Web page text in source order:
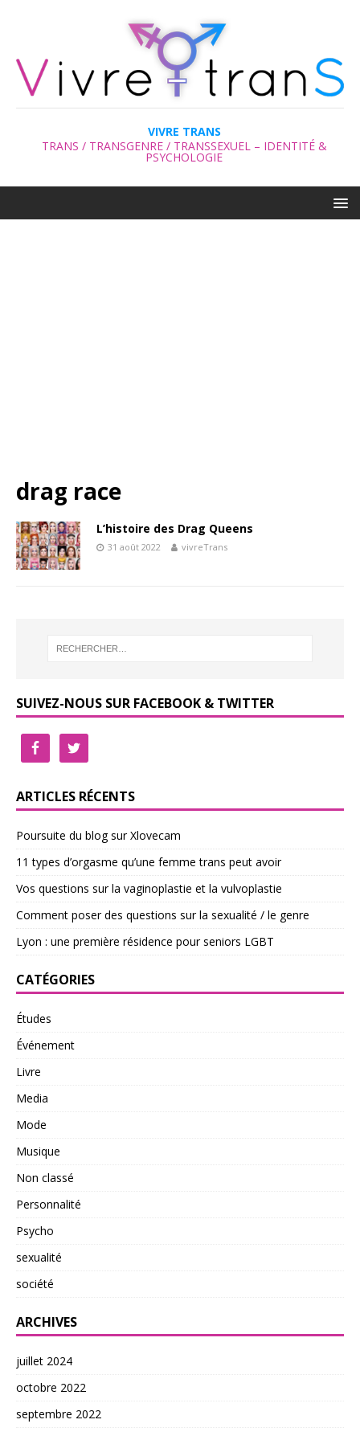
VIVRE TRANS
TRANS / TRANSGENRE / TRANSSEXUEL – IDENTITÉ &
PSYCHOLOGIE
drag race
L’histoire des Drag Queens
31 août 2022 vivreTrans
SUIVEZ-NOUS SUR FACEBOOK & TWITTER
ARTICLES RÉCENTS
Poursuite du blog sur Xlovecam
11 types d’orgasme qu’une femme trans peut avoir
Vos questions sur la vaginoplastie et la vulvoplastie
Comment poser des questions sur la sexualité / le genre
Lyon : une première résidence pour seniors LGBT
CATÉGORIES
Études
Événement
Livre
Media
Mode
Musique
Non classé
Personnalité
Psycho
sexualité
société
ARCHIVES
juillet 2024
octobre 2022
septembre 2022